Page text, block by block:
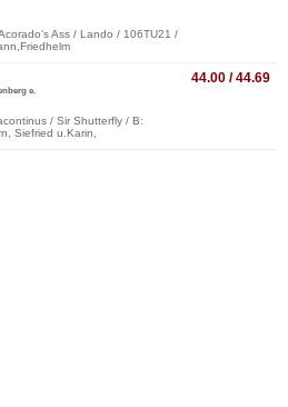
Ass / Lando / 106TU21 /
44.00 / 44.69
e.
/ Sir Shutterfly / B:
Siefried u.Karin,